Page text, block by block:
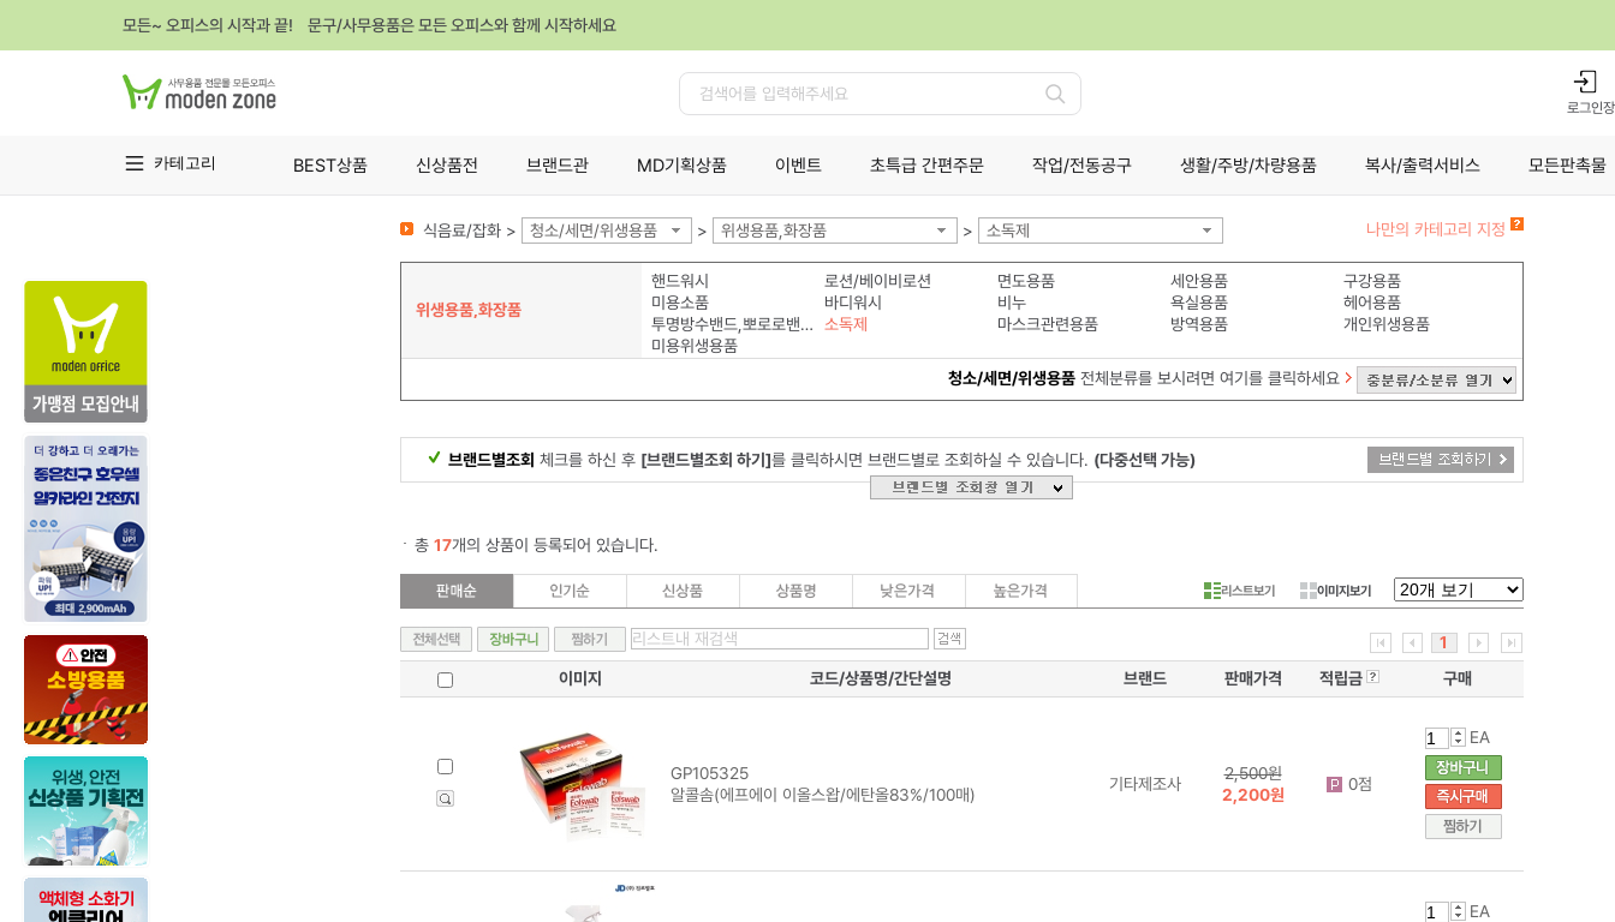
모든~ 오피스의 시작과 끝! 문구/사무용품은 모든 오피스와 함께 시작하세요
검
로그인
카테고리 BEST상품 신상품전 브랜드관 MD기획상품 이벤트 초특급 간편주문 작업/전동공구 생활/주방/차량용품 복사/출력서비스 모든판촉물
식음료/잡화 > 청소/세면/위생용품 > 위생용품,화장품 > 소독제 나만의 카테고리 지정
위생용품,화장품
핸드워시 로션/베이비로션 면도용품 세안용품
구강용품
미용소품
바디워시 비누 욕실용품
헤어용품
투명방수밴드,뽀로로밴드
소독제 마스크관련용품 방역용품
개인위생용품
미용위생용품
청소/세면/위생용품전체분류를 보시려면 여기를 클릭하세요
브랜드별조회 체크를 하신 후 [브랜드별조회 하기]를 클릭하시면 브랜드별로 조회하실 수 있습니다. (다중선택 가능)
총 17개의 상품이 등록되어 있습니다.
리스트보기 이미지보기
1
이미지
코드/상품명/간단설명 브랜드 판매가격 적립금 구매
GP105325
알콜솜(에프에이 이올스왑/에탄올83%/100매)
기타제조사
2,500원
2,200원
0점
EA
EA